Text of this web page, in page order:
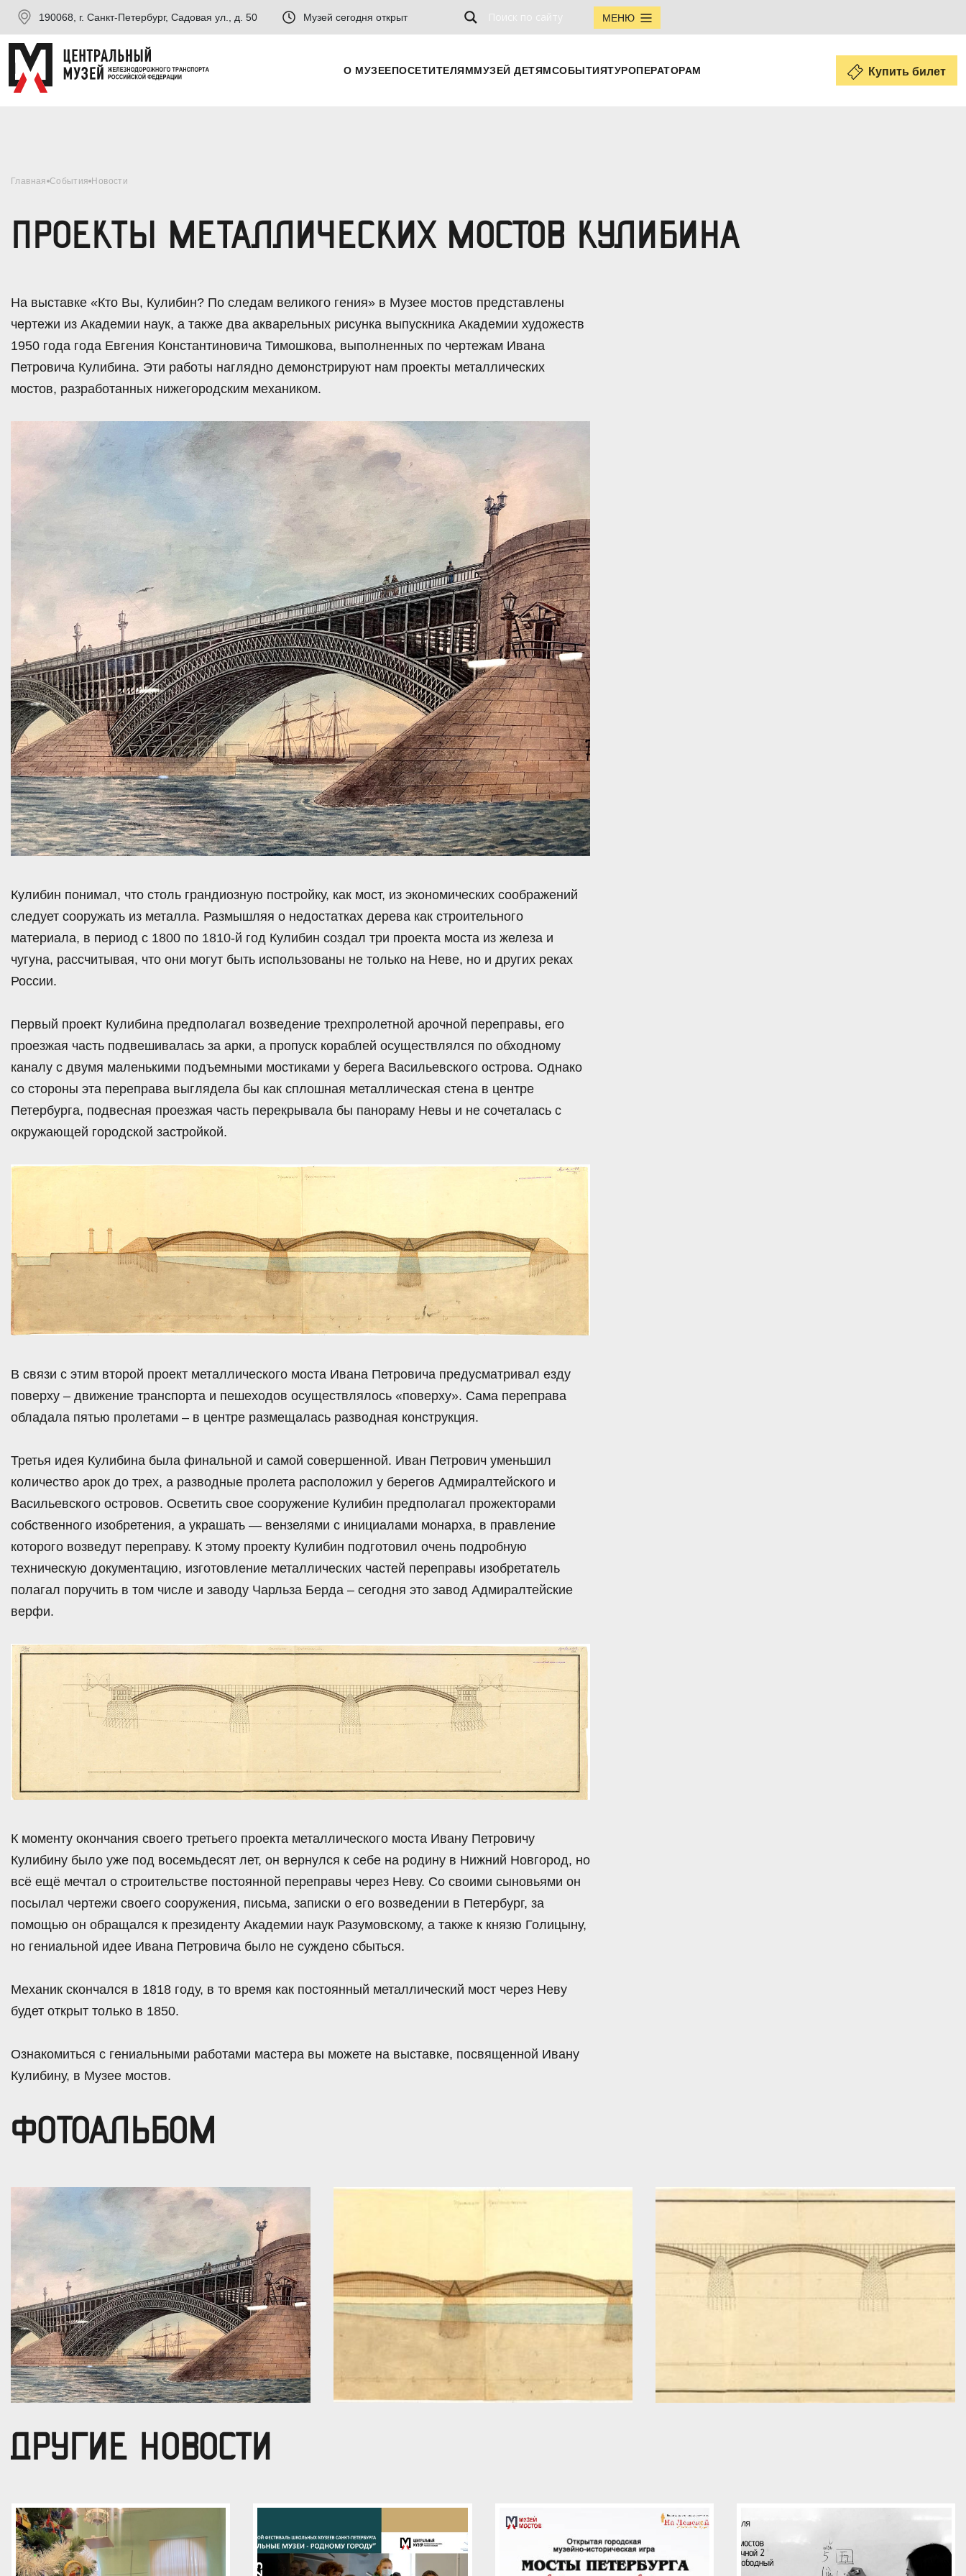
190068, г. Санкт-Петербург, Садовая ул., д. 50 Музей сегодня открыт МЕНЮ
О МУЗЕЕПОСЕТИТЕЛЯММУЗЕЙ ДЕТЯМСОБЫТИЯТУРОПЕРАТОРАМ Купить билет
Главная События Новости
ПРОЕКТЫ МЕТАЛЛИЧЕСКИХ МОСТОВ КУЛИБИНА
На выставке «Кто Вы, Кулибин? По следам великого гения» в Музее мостов представлены
чертежи из Академии наук, а также два акварельных рисунка выпускника Академии художеств
1950 года года Евгения Константиновича Тимошкова, выполненных по чертежам Ивана
Петровича Кулибина. Эти работы наглядно демонстрируют нам проекты металлических
мостов, разработанных нижегородским механиком.
Кулибин понимал, что столь грандиозную постройку, как мост, из экономических соображений
следует сооружать из металла. Размышляя о недостатках дерева как строительного
материала, в период с 1800 по 1810-й год Кулибин создал три проекта моста из железа и
чугуна, рассчитывая, что они могут быть использованы не только на Неве, но и других реках
России.
Первый проект Кулибина предполагал возведение трехпролетной арочной переправы, его
проезжая часть подвешивалась за арки, а пропуск кораблей осуществлялся по обходному
каналу с двумя маленькими подъемными мостиками у берега Васильевского острова. Однако
со стороны эта переправа выглядела бы как сплошная металлическая стена в центре
Петербурга, подвесная проезжая часть перекрывала бы панораму Невы и не сочеталась с
окружающей городской застройкой.
В связи с этим второй проект металлического моста Ивана Петровича предусматривал езду
поверху – движение транспорта и пешеходов осуществлялось «поверху». Сама переправа
обладала пятью пролетами – в центре размещалась разводная конструкция.
Третья идея Кулибина была финальной и самой совершенной. Иван Петрович уменьшил
количество арок до трех, а разводные пролета расположил у берегов Адмиралтейского и
Васильевского островов. Осветить свое сооружение Кулибин предполагал прожекторами
собственного изобретения, а украшать — вензелями с инициалами монарха, в правление
которого возведут переправу. К этому проекту Кулибин подготовил очень подробную
техническую документацию, изготовление металлических частей переправы изобретатель
полагал поручить в том числе и заводу Чарльза Берда – сегодня это завод Адмиралтейские
верфи.
К моменту окончания своего третьего проекта металлического моста Ивану Петровичу
Кулибину было уже под восемьдесят лет, он вернулся к себе на родину в Нижний Новгород, но
всё ещё мечтал о строительстве постоянной переправы через Неву. Со своими сыновьями он
посылал чертежи своего сооружения, письма, записки о его возведении в Петербург, за
помощью он обращался к президенту Академии наук Разумовскому, а также к князю Голицыну,
но гениальной идее Ивана Петровича было не суждено сбыться.
Механик скончался в 1818 году, в то время как постоянный металлический мост через Неву
будет открыт только в 1850.
Ознакомиться с гениальными работами мастера вы можете на выставке, посвященной Ивану
Кулибину, в Музее мостов.
ФОТОАЛЬБОМ
ДРУГИЕ НОВОСТИ